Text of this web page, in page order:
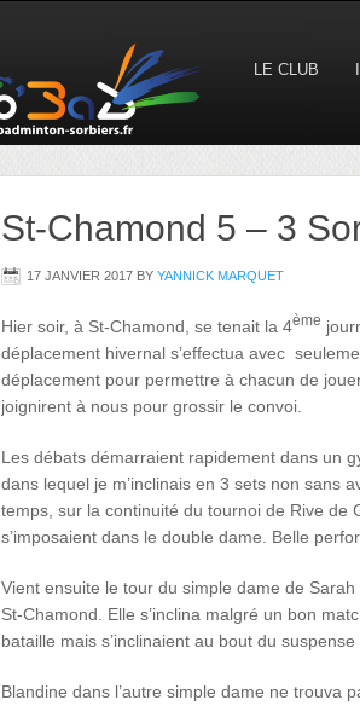
LE CLUB
St-Chamond 5 – 3
17 JANVIER 2017 BY YANNICK MARQUET
Hier soir, à St-Chamond, se tenait la 4ème
déplacement hivernal s’effectua avec
déplacement pour permettre à chacun de
joignirent à nous pour grossir le convoi.
Les débats démarraient rapidement dans un
dans lequel je m’inclinais en 3 sets non sans
temps, sur la continuité du tournoi de Rive de
s’imposaient dans le double dame. Belle
Vient ensuite le tour du simple dame de
St-Chamond. Elle s’inclina malgré un bon
bataille mais s’inclinaient au bout du
Blandine dans l’autre simple dame ne trouva